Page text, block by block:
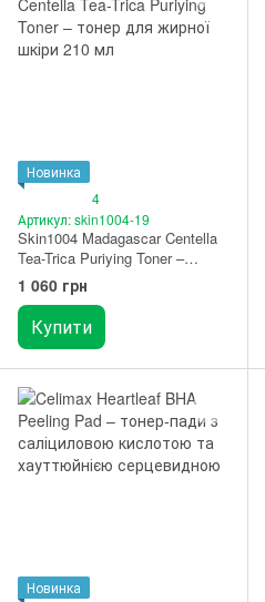
Новинка
4
Артикул: skin1004-19
Skin1004 Madagascar Centella
Tea-Trica Puriying Toner –
тонер для жирної шкіри 210
мл
1 060 грн
Купити
Новинка